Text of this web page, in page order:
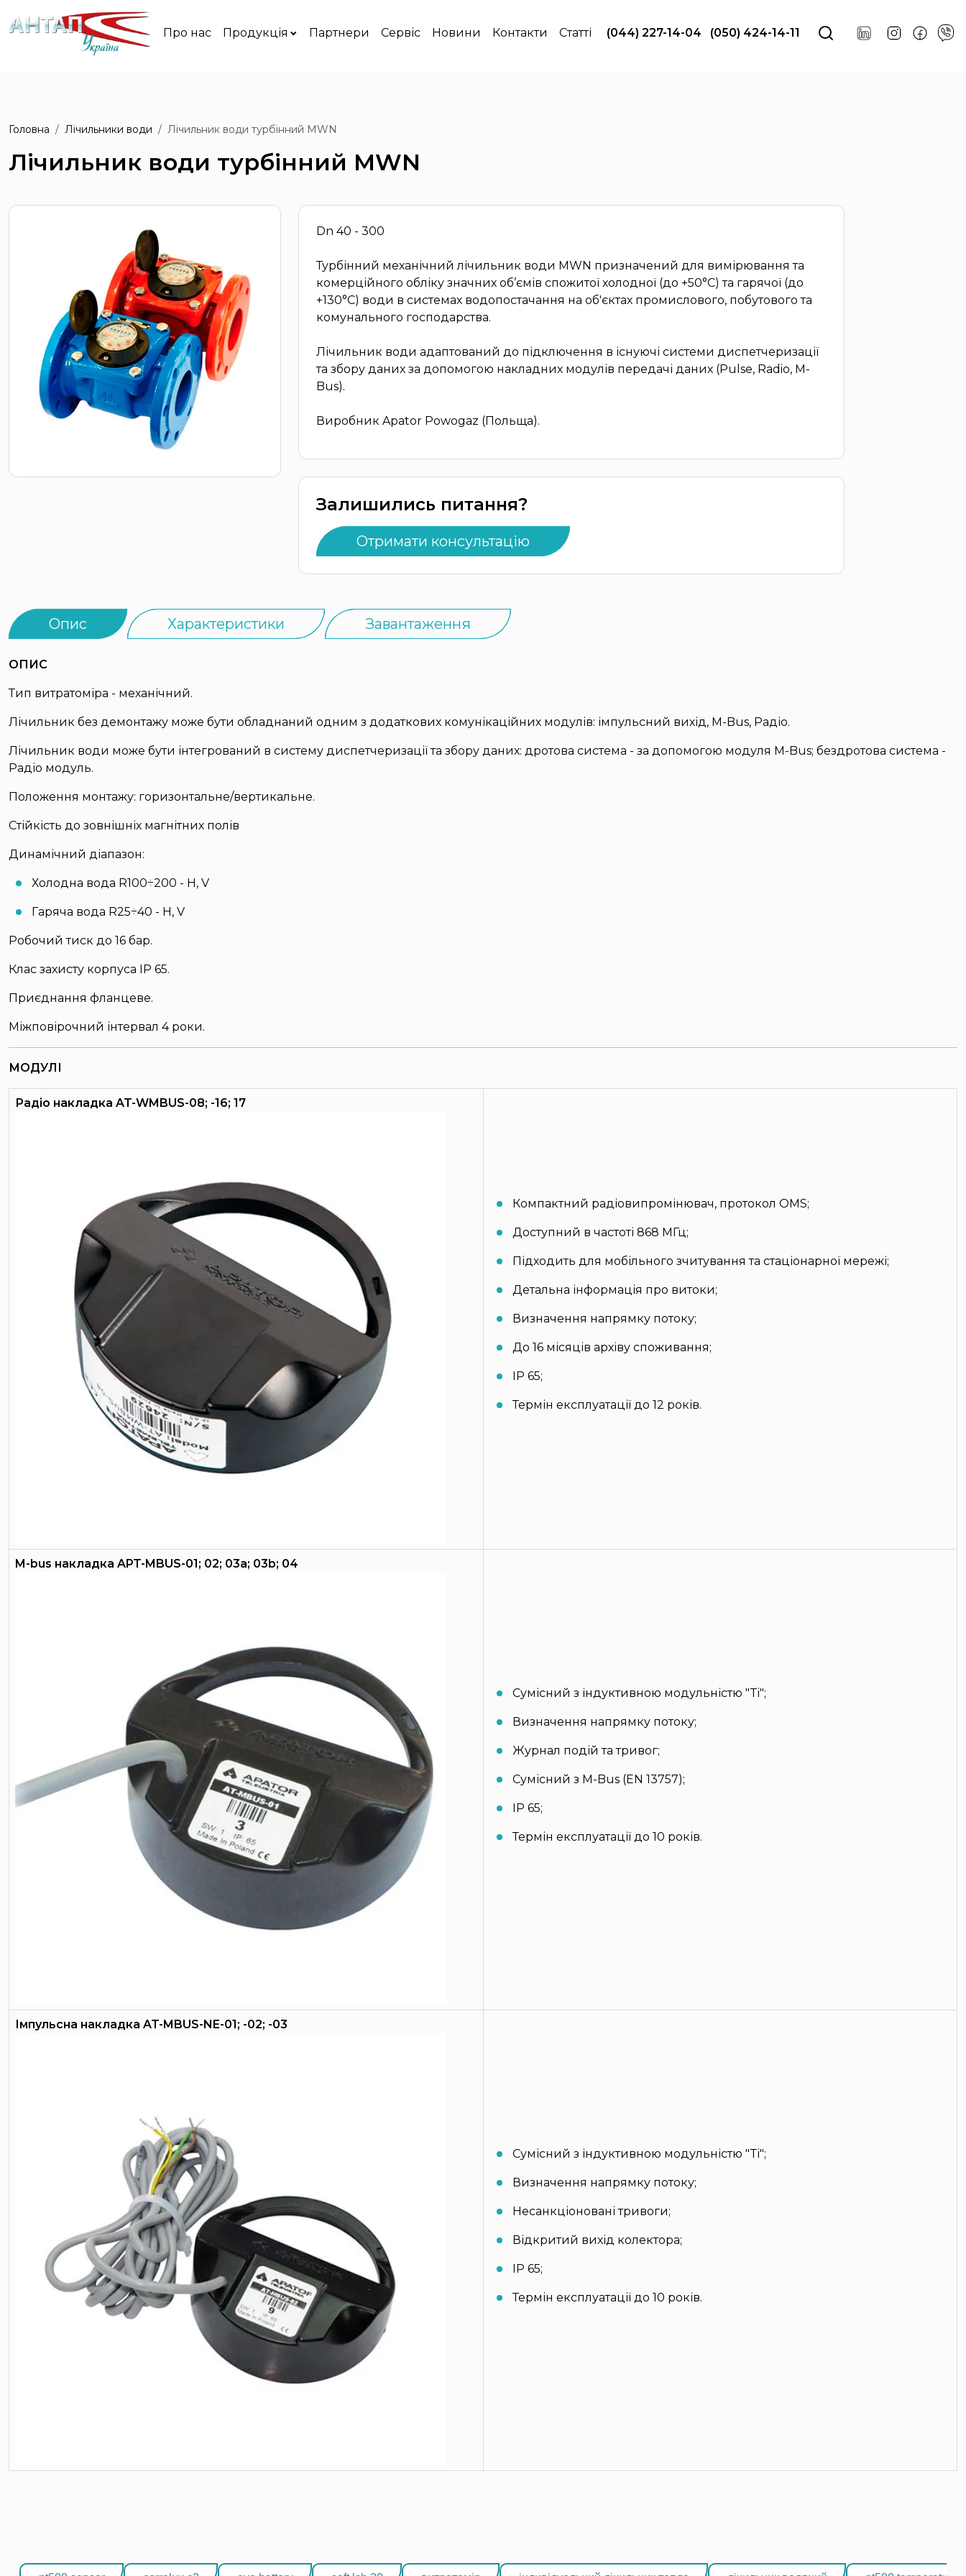
Про нас Продукція Партнери Сервіс Новини Контакти Статті (044) 227-14-04 (050) 424-14-11
Головна Лічильники води Лічильник води турбінний MWN
Лічильник води турбінний MWN
Dn 40 - 300
Турбінний механічний лічильник води MWN призначений для вимірювання та
комерційного обліку значних об’ємів спожитої холодної (до +50°C) та гарячої (до
+130°C) води в системах водопостачання на об'єктах промислового, побутового та
комунального господарства.
Лічильник води адаптований до підключення в існуючі системи диспетчеризації
та збору даних за допомогою накладних модулів передачі даних (Pulse, Radio, M-
Bus).
Виробник Apator Powogaz (Польща).
Залишились питання?
Отримати консультацію
Опис Характеристики Завантаження
ОПИС
Тип витратоміра - механічний.
Лічильник без демонтажу може бути обладнаний одним з додаткових комунікаційних модулів: імпульсний вихід, M-Bus, Радіо.
Лічильник води може бути інтегрований в систему диспетчеризації та збору даних: дротова система - за допомогою модуля M-Bus; бездротова система -
Радіо модуль.
Положення монтажу: горизонтальне/вертикальне.
Стійкість до зовнішніх магнітних полів
Динамічний діапазон:
Холодна вода R100÷200 - H, V
Гаряча вода R25÷40 - H, V
Робочий тиск до 16 бар.
Клас захисту корпуса IP 65.
Приєднання фланцеве.
Міжповірочний інтервал 4 роки.
МОДУЛІ
Радіо накладка AT-WMBUS-08; -16; 17
Компактний радіовипромінювач, протокол OMS;
Доступний в частоті 868 МГц;
Підходить для мобільного зчитування та стаціонарної мережі;
Детальна інформація про витоки;
Визначення напрямку потоку;
До 16 місяців архіву споживання;
IP 65;
Термін експлуатації до 12 років.
M-bus накладка APT-MBUS-01; 02; 03a; 03b; 04
Сумісний з індуктивною модульністю "Ti";
Визначення напрямку потоку;
Журнал подій та тривог;
Сумісний з M-Bus (EN 13757);
IP 65;
Термін експлуатації до 10 років.
Імпульсна накладка AT-MBUS-NE-01; -02; -03
Сумісний з індуктивною модульністю "Ti";
Визначення напрямку потоку;
Несанкціоновані тривоги;
Відкритий вихід колектора;
IP 65;
Термін експлуатації до 10 років.